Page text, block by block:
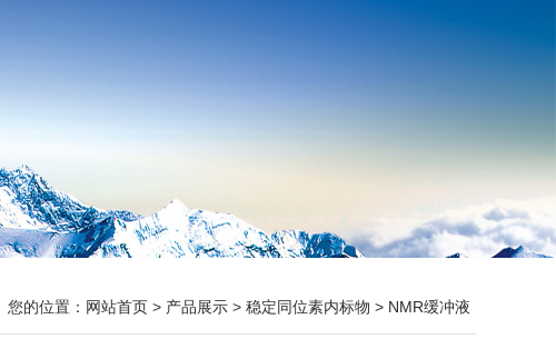
您的位置： 网站首页 > 产品展示 > 稳定同位素内标物 > NMR缓冲液